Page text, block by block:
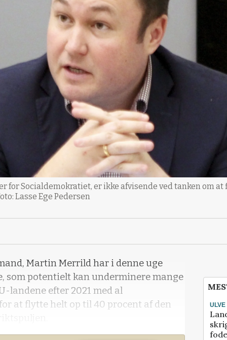
for Socialdemokratiet, er ikke afvisende ved tanken om
Lasse Ege Pedersen
Martin Merrild har i denne uge
som potentielt kan underminere mange
landene efter 2021 med al
at flytte helt op til 40 procent af den
ULVE